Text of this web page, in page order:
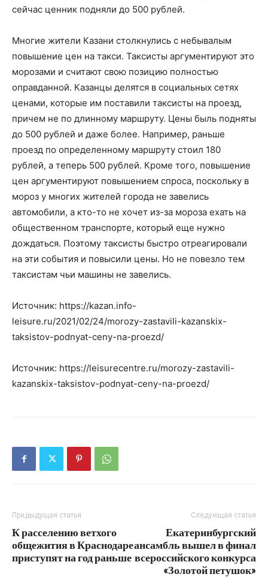
сейчас ценник подняли до 500 рублей.
Многие жители Казани столкнулись с небывалым
повышение цен на такси. Таксисты аргументируют это
морозами и считают свою позицию полностью
оправданной. Казанцы делятся в социальных сетях
ценами, которые им поставили таксисты на проезд,
причем не по длинному маршруту. Цены быль подняты
до 500 рублей и даже более. Например, раньше
проезд по определенному маршруту стоил 180
рублей, а теперь 500 рублей. Кроме того, повышение
цен аргументируют повышением спроса, поскольку в
мороз у многих жителей города не завелись
автомобили, а кто-то не хочет из-за мороза ехать на
общественном транспорте, который еще нужно
дождаться. Поэтому таксисты быстро отреагировали
на эти события и повысили цены. Но не повезло тем
таксистам чьи машины не завелись.
Источник: https://kazan.info-
leisure.ru/2021/02/24/morozy-zastavili-kazanskix-
taksistov-podnyat-ceny-na-proezd/
Источник: https://leisurecentre.ru/morozy-zastavili-
kazanskix-taksistov-podnyat-ceny-na-proezd/
Предыдущая статья
К расселению ветхого
общежития в Краснодаре
приступят на год раньше
Следующая статья
Екатеринбургский
ансамбль вышел в финал
всероссийского конкурса
«Золотой петушок»